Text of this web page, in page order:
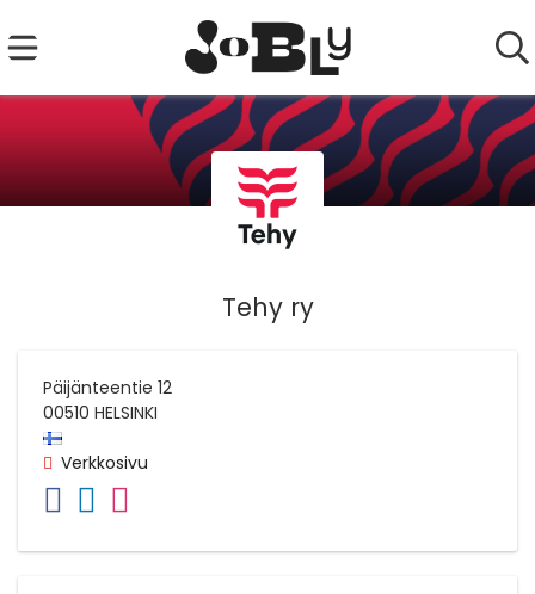
Tehy ry
Päijänteentie 12
00510 HELSINKI
Verkkosivu